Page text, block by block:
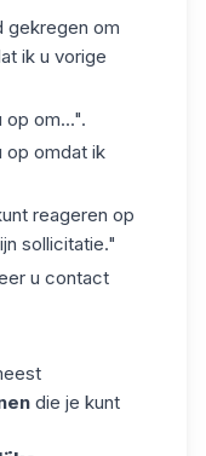
gekregen om
ik u vorige
om...".
op omdat ik
reageren op
sollicitatie."
u contact
die je kunt